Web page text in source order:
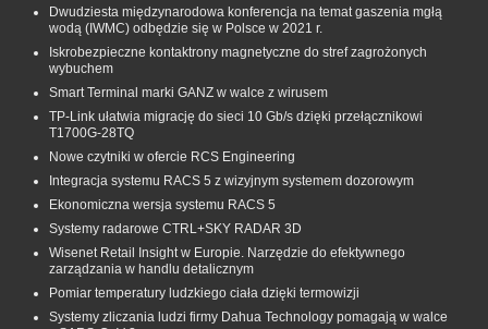
Dwudziesta międzynarodowa konferencja na temat gaszenia mgłą
wodą (IWMC) odbędzie się w Polsce w 2021 r.
Iskrobezpieczne kontaktrony magnetyczne do stref zagrożonych
wybuchem
Smart Terminal marki GANZ w walce z wirusem
TP-Link ułatwia migrację do sieci 10 Gb/s dzięki przełącznikowi
T1700G‑28TQ
Nowe czytniki w ofercie RCS Engineering
Integracja systemu RACS 5 z wizyjnym systemem dozorowym
Ekonomiczna wersja systemu RACS 5
Systemy radarowe CTRL+SKY RADAR 3D
Wisenet Retail Insight w Europie. Narzędzie do efektywnego
zarządzania w handlu detalicznym
Pomiar temperatury ludzkiego ciała dzięki termowizji
Systemy zliczania ludzi firmy Dahua Technology pomagają w walce